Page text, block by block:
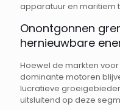
apparatuur en maritiem
Onontgonnen
hernieuwbare
Hoewel de markten
dominante motoren
lucratieve
uitsluitend op deze